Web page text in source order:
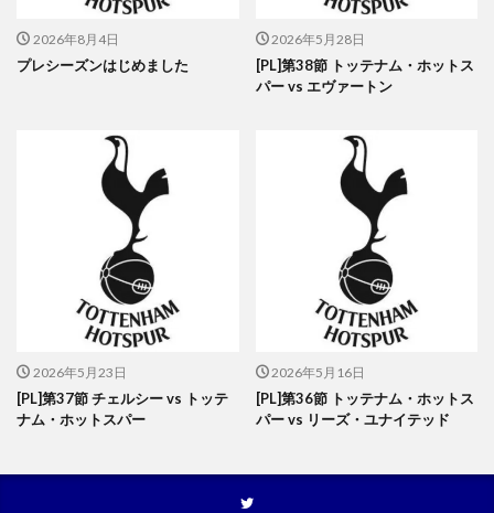
2026年8月4日
プレシーズンはじめました
2026年5月28日
[PL]第38節 トッテナム・ホットス
パー vs エヴァートン
2026年5月23日
[PL]第37節 チェルシー vs トッテ
ナム・ホットスパー
2026年5月16日
[PL]第36節 トッテナム・ホットス
パー vs リーズ・ユナイテッド